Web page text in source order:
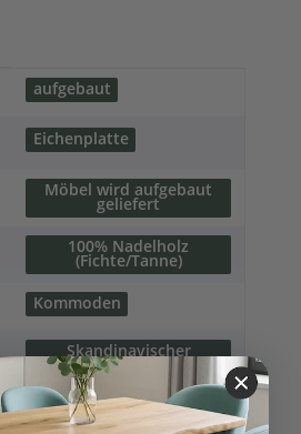
aufgebaut
Eichenplatte
Möbel wird aufgebaut
geliefert
100% Nadelholz
(Fichte/Tanne)
Kommoden
Skandinavischer
Landhausstil
Kiel